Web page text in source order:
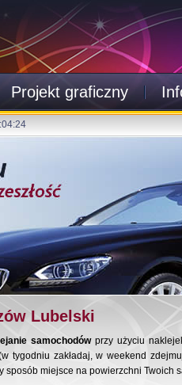
Projekt graficzny
Lubelski
samochodówprzy użyciu
zakładaj, w weekend
sposób miejsce na powierzchni Twoich